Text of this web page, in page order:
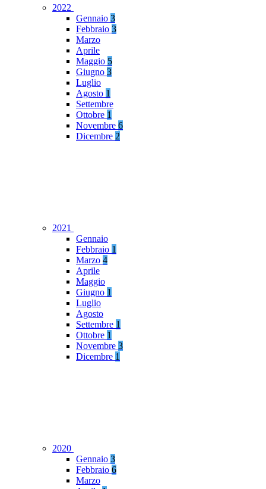
2022
Gennaio 3
Febbraio 3
Marzo
Aprile
Maggio 5
Giugno 3
Luglio
Agosto 1
Settembre
Ottobre 1
Novembre 6
Dicembre 2
2021
Gennaio
Febbraio 1
Marzo 4
Aprile
Maggio
Giugno 1
Luglio
Agosto
Settembre 1
Ottobre 1
Novembre 3
Dicembre 1
2020
Gennaio 3
Febbraio 6
Marzo